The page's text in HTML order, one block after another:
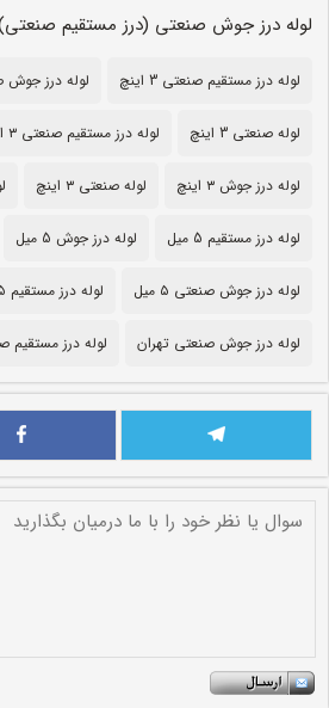
لوله درز جوش صنعتی (درز مستقیم صنعتی) سایز ۳ اینچ ضخامت ۵ میل
لوله درز مستقیم صنعتی 3 اینچ لوله درز جوش
لوله صنعتی 3 اینچ لوله درز مستقیم صنعتی ۳ اینچ
لوله درز جوش ۳ اینچ لوله صنعتی ۳ اینچ
لوله درز مستقیم 5 میل لوله درز جوش 5 میل
لوله درز جوش صنعتی ۵ میل لوله درز مستقیم ۵ میل
لوله درز جوش صنعتی تهران لوله درز مستقیم